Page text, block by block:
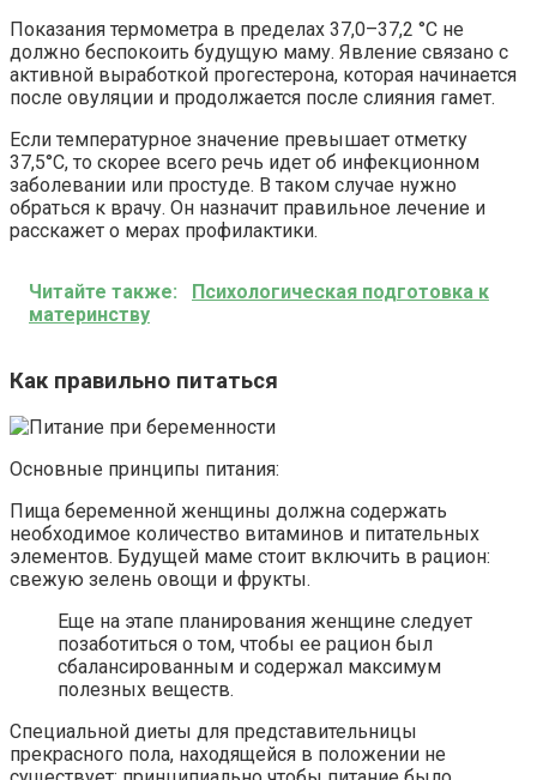
Показания термометра в пределах 37,0–37,2 °C не
должно беспокоить будущую маму. Явление связано с
активной выработкой прогестерона, которая начинается
после овуляции и продолжается после слияния гамет.
Если температурное значение превышает отметку
37,5°C, то скорее всего речь идет об инфекционном
заболевании или простуде. В таком случае нужно
обраться к врачу. Он назначит правильное лечение и
расскажет о мерах профилактики.
Читайте также:
Психологическая подготовка к
материнству
Как правильно питаться
Основные принципы питания:
Пища беременной женщины должна содержать
необходимое количество витаминов и питательных
элементов. Будущей маме стоит включить в рацион:
свежую зелень овощи и фрукты.
Еще на этапе планирования женщине следует
позаботиться о том, чтобы ее рацион был
сбалансированным и содержал максимум
полезных веществ.
Специальной диеты для представительницы
прекрасного пола, находящейся в положении не